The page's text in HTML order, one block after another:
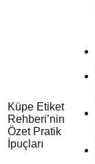
Küpe Etiket
Rehberi’nin
Özet Pratik
İpuçları